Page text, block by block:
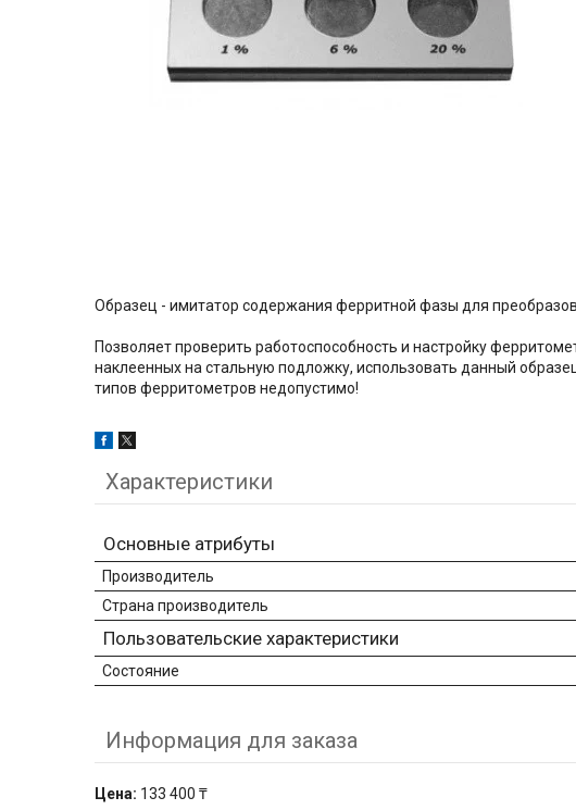
Образец - имитатор содержания ферритной фазы для
Позволяет проверить работоспособность и настройку
наклеенных на стальную подложку, использовать данный
типов ферритометров недопустимо!
Характеристики
Основные атрибуты
Производитель
Страна производитель
Пользовательские характеристики
Состояние
Информация для заказа
Цена: 133 400 ₸